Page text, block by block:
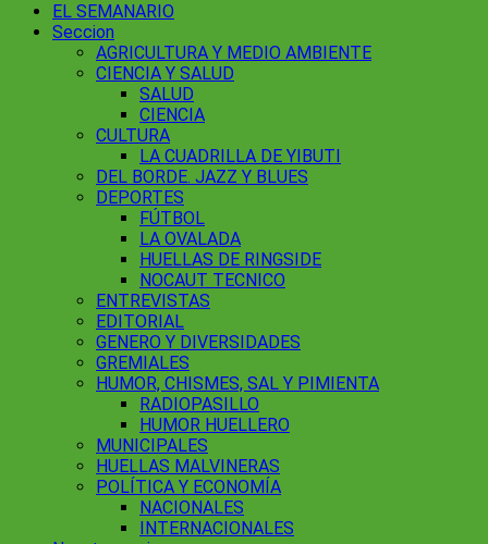
EL SEMANARIO
Seccion
AGRICULTURA Y MEDIO AMBIENTE
CIENCIA Y SALUD
SALUD
CIENCIA
CULTURA
LA CUADRILLA DE YIBUTI
DEL BORDE. JAZZ Y BLUES
DEPORTES
FÚTBOL
LA OVALADA
HUELLAS DE RINGSIDE
NOCAUT TECNICO
ENTREVISTAS
EDITORIAL
GENERO Y DIVERSIDADES
GREMIALES
HUMOR, CHISMES, SAL Y PIMIENTA
RADIOPASILLO
HUMOR HUELLERO
MUNICIPALES
HUELLAS MALVINERAS
POLÍTICA Y ECONOMÍA
NACIONALES
INTERNACIONALES